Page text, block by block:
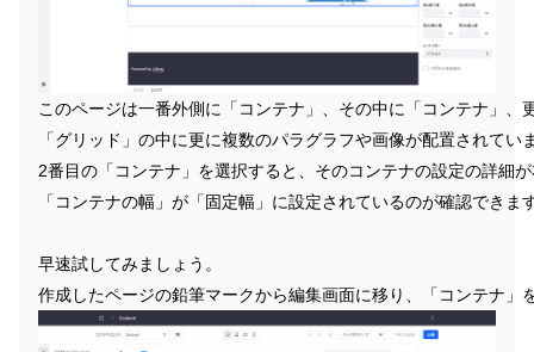
このページは一番外側に「コンテナ」、その中に「コンテナ」
「グリッド」の中に更に複数のパラグラフや画像が配置されてい
2番目の「コンテナ」を選択すると、そのコンテナの設定の詳細
「コンテナの幅」が「固定幅」に設定されているのが確認できま
早速試してみましょう。
作成したページの鉛筆マークから編集画面に移り、「コンテナ」